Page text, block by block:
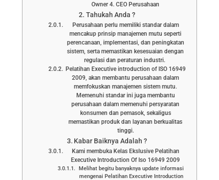
Owner 4. CEO Perusahaan
Tahukah Anda ?
Perusahaan perlu memiliki standar dalam
mencakup prinsip manajemen mutu seperti
perencanaan, implementasi, dan peningkatan
sistem, serta memastikan kesesuaian dengan
regulasi dan peraturan industri.
Pelatihan Executive introduction of ISO 16949
2009, akan membantu perusahaan dalam
memfokuskan manajemen sistem mutu.
Memenuhi standar ini juga membantu
perusahaan dalam memenuhi persyaratan
konsumen dan pemasok, sekaligus
memastikan produk dan layanan berkualitas
tinggi.
Kabar Baiknya Adalah ?
Kami membuka Kelas Ekslusive Pelatihan
Executive Introduction Of Iso 16949 2009
Melihat begitu banyaknya update informasi
mengenai Pelatihan Executive Introduction